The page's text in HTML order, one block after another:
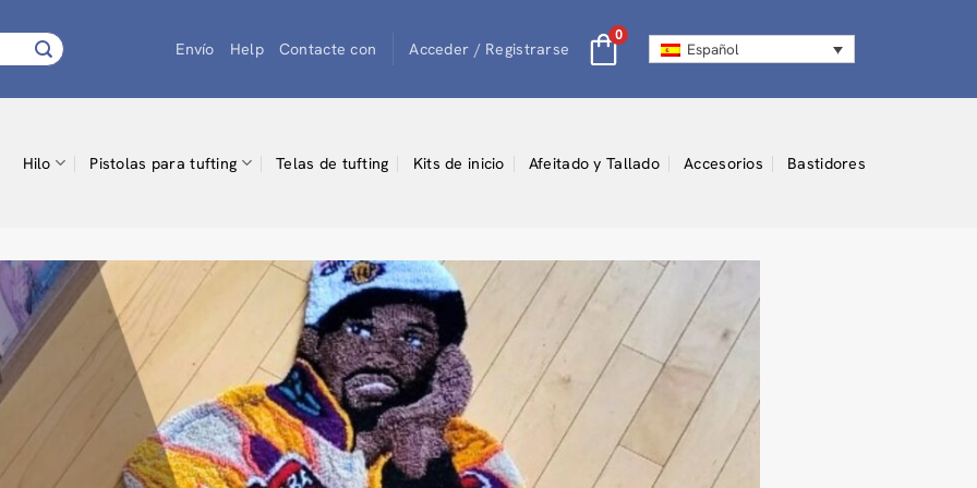
Envío Help Contacte con Acceder / Registrarse
0
Español
Hilo Pistolas para tufting Telas de tufting Kits de inicio Afeitado y Tallado Accesorios Bastidores